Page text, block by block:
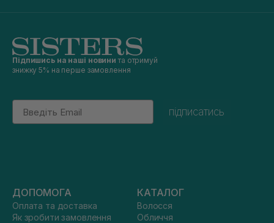
Підпишись на наші новини та отримуй
знижку 5% на перше замовлення
Email
підписатись
ДОПОМОГА
Оплата та доставка
Як зробити замовлення
КАТАЛОГ
Волосся
Обличчя